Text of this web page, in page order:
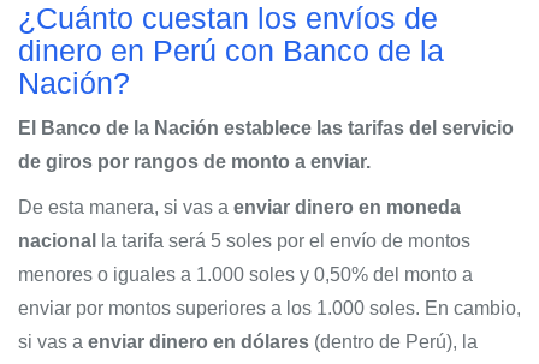
¿Cuánto cuestan los envíos de
dinero en Perú con Banco de la
Nación?
El Banco de la Nación establece las tarifas del servicio
de giros por rangos de monto a enviar.
De esta manera, si vas a enviar dinero en moneda
nacional
la tarifa será 5 soles por el envío de montos
menores o iguales a 1.000 soles y 0,50% del monto a
enviar por montos superiores a los 1.000 soles. En cambio,
si vas a enviar dinero en dólares (dentro de Perú), la